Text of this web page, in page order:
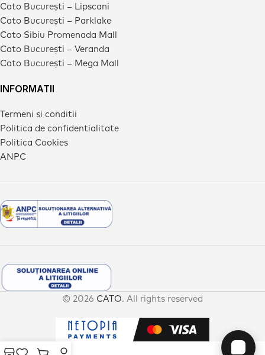
Cato București – Lipscani
Cato București – Parklake
Cato Sibiu Promenada Mall
Cato București – Veranda
Cato București – Mega Mall
INFORMATII
Termeni si conditii
Politica de confidentialitate
Politica Cookies
ANPC
© 2026 CATO. All rights reserved